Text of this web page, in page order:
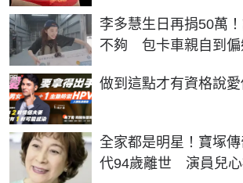
李多慧生日再捐50萬
不夠 包卡車親自到偏
做到這點才有資格說
PR
全家都是明星！寶塚
代94歲離世 演員兒